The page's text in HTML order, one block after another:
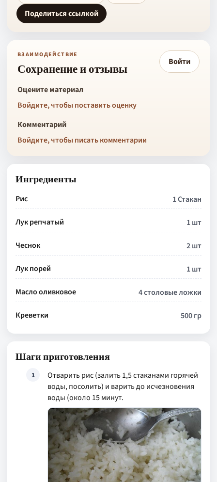
Поделиться ссылкой
ВЗАИМОДЕЙСТВИЕ
Сохранение и отзывы Войти
Оцените материал
Войдите, чтобы поставить оценку
Комментарий
Войдите, чтобы писать комментарии
Ингредиенты
Рис 1 Стакан
Лук репчатый 1 шт
Чеснок 2 шт
Лук порей 1 шт
Масло оливковое 4 столовые ложки
Креветки 500 гр
Шаги приготовления
1
Отварить рис (залить 1,5 стаканами горячей
воды, посолить) и варить до исчезновения
воды (около 15 минут.